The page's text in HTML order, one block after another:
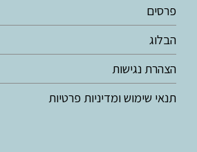
פרסים
הבלוג
הצהרת נגישות
תנאי שימוש ומדיניות פרטיות